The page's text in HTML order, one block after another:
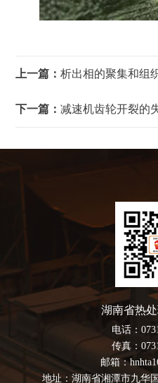
上一篇：析出相的聚集和组
下一篇：减速机齿轮开裂的
湖南省热
电话：
传真：
邮箱：
地址：湖南省湘潭市九华